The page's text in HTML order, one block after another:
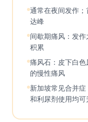
通常在夜间发作
达峰
间歇期痛风：发
积累
痛风石：皮下白
的慢性痛风
新加坡常见合并
和利尿剂使用均可